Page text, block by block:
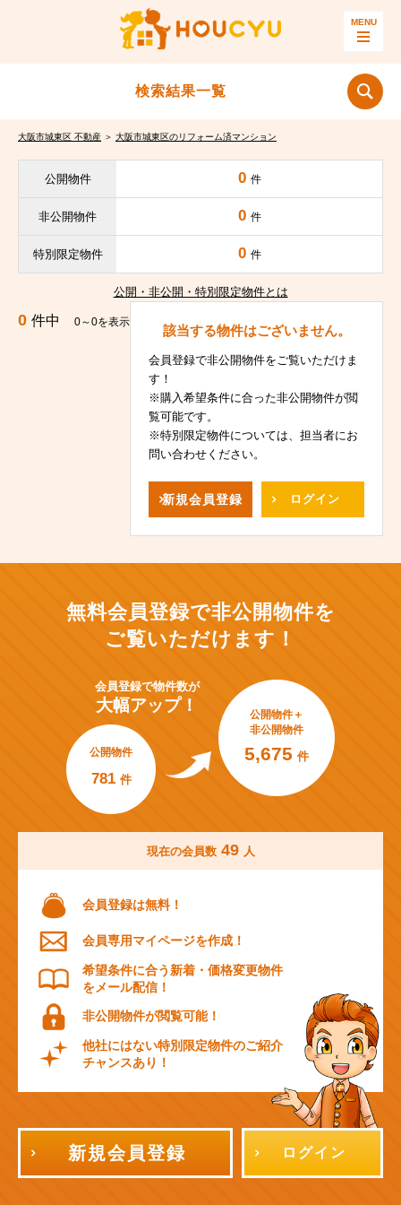
検索結果一覧
大阪市城東区 不動産 ＞ 大阪市城東区のリフォーム済マンション
公開物件 0 件
非公開物件 0 件
特別限定物件 0 件
公開・非公開・特別限定物件とは
0 件中 0～0を表示
該当する物件はございません。
会員登録で非公開物件をご覧いただけま
す！
※購入希望条件に合った非公開物件が閲
覧可能です。
※特別限定物件については、担当者にお
問い合わせください。
新規会員登録 ログイン
無料会員登録で非公開物件を
ご覧いただけます！
会員登録で物件数が
大幅アップ！
公開物件
781 件
公開物件＋
非公開物件
5,675 件
現在の会員数 49 人
会員登録は無料！
会員専用マイページを作成！
希望条件に合う新着・価格変更物件
をメール配信！
非公開物件が閲覧可能！
他社にはない特別限定物件のご紹介
チャンスあり！
新規会員登録 ログイン